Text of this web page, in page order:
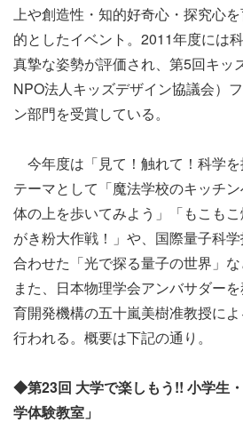
上や創造性・知的好奇心・探究心
的としたイベント。2011年度には
真摯な姿勢が評価され、第5回キッ
NPO法人キッズデザイン協議会）
ン部門を受賞している。
今年度は「見て！触れて！科学
テーマとして「魔法学校のキッチ
体の上を歩いてみよう」「もこも
がき粉大作戦！」や、国際量子科
合わせた「光で探る量子の世界」な
また、日本物理学会アンバサダー
育開発機構の五十嵐美樹准教授に
行われる。概要は下記の通り。
◆第23回 大学で楽しもう!! 小学生
学体験教室」